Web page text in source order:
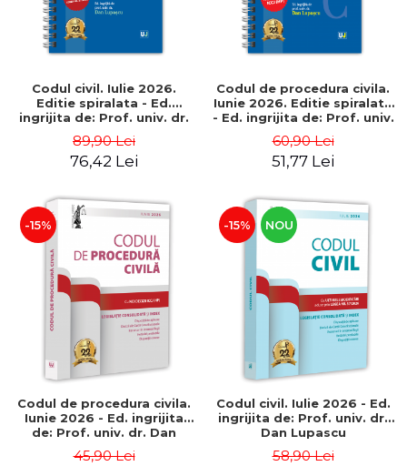
Codul civil. Iulie 2026.
Editie spiralata - Ed.
ingrijita de: Prof. univ. dr.
89,90 Lei
76,42 Lei
Codul de procedura civila.
Iunie 2026. Editie spiralata
- Ed. ingrijita de: Prof. univ.
60,90 Lei
51,77 Lei
-15%
Codul de procedura civila.
Iunie 2026 - Ed. ingrijita
de: Prof. univ. dr. Dan
45,90 Lei
-15% NOU
Codul civil. Iulie 2026 - Ed.
ingrijita de: Prof. univ. dr.
Dan Lupascu
58,90 Lei